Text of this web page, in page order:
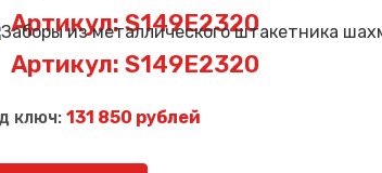
Артикул: S149E2320
Артикул: S149E2320
ключ: 131 850 рублей